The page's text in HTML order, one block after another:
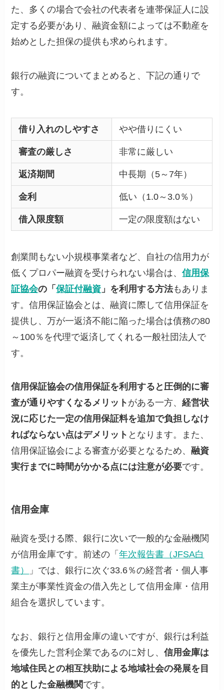
た、多くの場合で会社の代表者を連帯保証人に設
定する必要があり、融資金額によっては不動産を
始めとした担保の提供も求められます。
銀行の融資についてまとめると、下記の通りで
す。
借り入れのしやすさ やや借りにくい
審査の厳しさ 非常に厳しい
返済期間 中長期（5～7年）
金利 低い（1.0～3.0％）
借入限度額 一定の限度額はない
創業間もない小規模事業者など、自社の信用力が
低くプロパー融資を受けられない場合は、信用保
証協会の「保証付融資 」を利用する方法もありま
す。信用保証協会とは、融資に際して信用保証を
提供し、万が一返済不能に陥った場合は債務の80
～100％を代理で返済してくれる一般社団法人で
す。
信用保証協会の信用保証を利用すると圧倒的に審
査が通りやすくなるメリット がある一方、経営状
況に応じた一定の信用保証料を追加で負担しなけ
ればならない点はデメリット となります。また、
信用保証協会による審査が必要となるため、融資
実行までに時間がかかる点には注意が必要です。
信用金庫
融資を受ける際、銀行に次いで一般的な金融機関
が信用金庫です。前述の「年次報告書（JFSA白
書）
」では、銀行に次ぐ33.6％の経営者・個人事
業主が事業性資金の借入先として信用金庫・信用
組合を選択しています。
なお、銀行と信用金庫の違いですが、銀行は利益
を優先した営利企業であるのに対し、信用金庫は
地域住民との相互扶助による地域社会の発展を目
的とした金融機関です。